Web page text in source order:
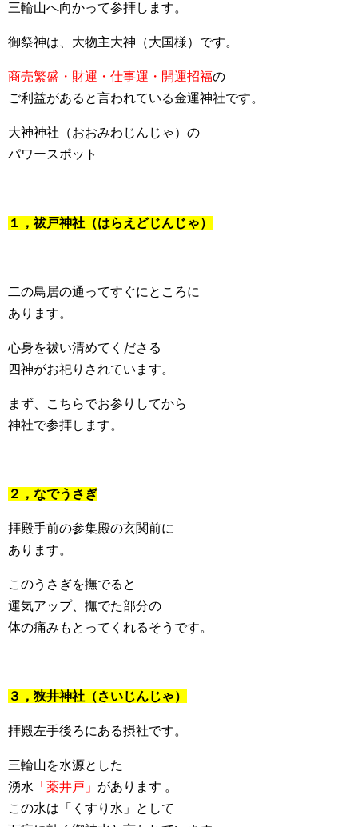
三輪山へ向かって参拝します。
御祭神は、大物主大神（大国様）です。
商売繁盛・財運・仕事運・開運招福の
ご利益があると言われている金運神社です。
大神神社（おおみわじんじゃ）の
パワースポット
１，祓戸神社（はらえどじんじゃ）
二の鳥居の通ってすぐにところに
あります。
心身を祓い清めてくださる
四神がお祀りされています。
まず、こちらでお参りしてから
神社で参拝します。
２，なでうさぎ
拝殿手前の参集殿の玄関前に
あります。
このうさぎを撫でると
運気アップ、撫でた部分の
体の痛みもとってくれるそうです。
３，狭井神社（さいじんじゃ）
拝殿左手後ろにある摂社です。
三輪山を水源とした
湧水 「薬井戸」 があります 。
この水は「くすり水」として